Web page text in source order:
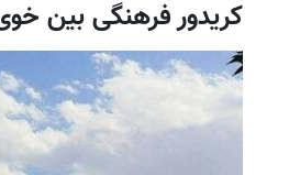
کریدور فرهنگی بین